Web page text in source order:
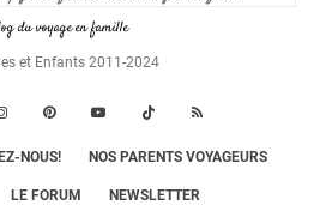
du voyage en famille
et Enfants 2011-2024
NOUS! NOS PARENTS VOYAGEURS
LE FORUM NEWSLETTER